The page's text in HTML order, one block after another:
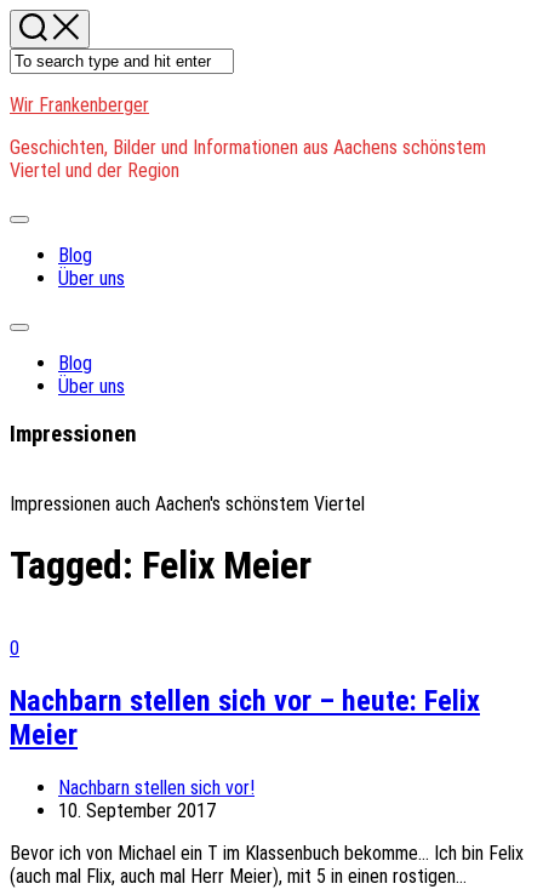
Skip
to
content
Wir Frankenberger
Geschichten, Bilder und Informationen aus Aachens schönstem
Viertel und der Region
Expand
Blog
Über uns
Expand
Blog
Über uns
Impressionen
Impressionen auch Aachen's schönstem Viertel
Tagged: Felix Meier
0
Nachbarn stellen sich vor – heute: Felix
Meier
Nachbarn stellen sich vor!
10. September 2017
Bevor ich von Michael ein T im Klassenbuch bekomme… Ich bin Felix
(auch mal Flix, auch mal Herr Meier), mit 5 in einen rostigen...